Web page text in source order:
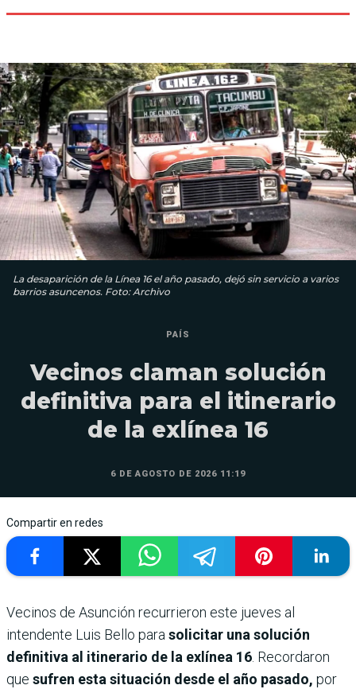
La desaparición de la Línea 16 el año pasado, dejó sin servicio a varios
barrios asuncenos. Foto: Archivo
PAÍS
Vecinos claman solución
definitiva para el itinerario
de la exlínea 16
6 DE AGOSTO DE 2026 11:19
Compartir en redes
Vecinos de Asunción recurrieron este jueves al
intendente Luis Bello parasolicitar una solución
definitiva al itinerario de la exlínea 16. Recordaron
que sufren esta situación desde el año pasado, por